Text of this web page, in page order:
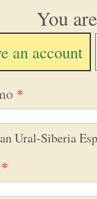
You
an account
*
Ural-Siberia
*